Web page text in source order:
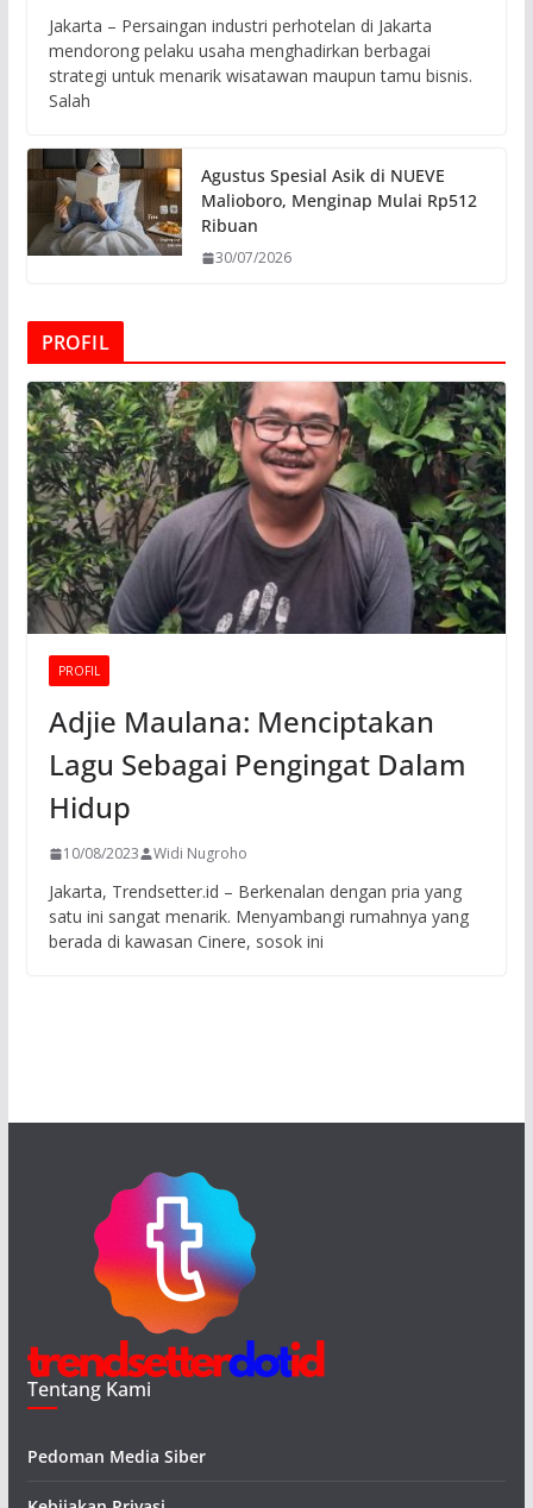
Jakarta – Persaingan industri perhotelan di Jakarta
mendorong pelaku usaha menghadirkan berbagai
strategi untuk menarik wisatawan maupun tamu bisnis.
Salah
Agustus Spesial Asik di NUEVE
Malioboro, Menginap Mulai Rp512
Ribuan
30/07/2026
PROFIL
PROFIL
Adjie Maulana: Menciptakan
Lagu Sebagai Pengingat Dalam
Hidup
10/08/2023 Widi Nugroho
Jakarta, Trendsetter.id – Berkenalan dengan pria yang
satu ini sangat menarik. Menyambangi rumahnya yang
berada di kawasan Cinere, sosok ini
Tentang Kami
Pedoman Media Siber